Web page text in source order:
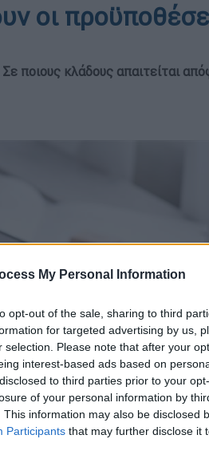
My Personal Information
opt-out of the sale, sharing to third
for targeted advertising by us,
selection. Please note that after your
interest-based ads based on
to third parties prior to your
of your personal information by
This information may also be disclosed
Participants that may further disclose it
οι
ποιους κλάδους απαιτείται